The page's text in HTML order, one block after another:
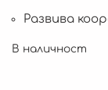
Развива
В наличност